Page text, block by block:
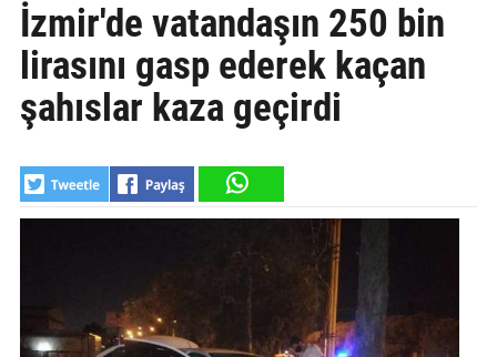
SPOR
YAŞAM
BELEDİYELER
EĞİTİM
İzmir'de vatandaşın 250 bin
lirasını gasp ederek kaçan
şahıslar kaza geçirdi